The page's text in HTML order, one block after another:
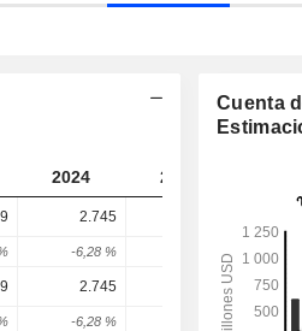
2024 2025
2.745
-6,28 % -5,93 %
2.745 2.583
-6,28 % -5,93 %
Cuenta